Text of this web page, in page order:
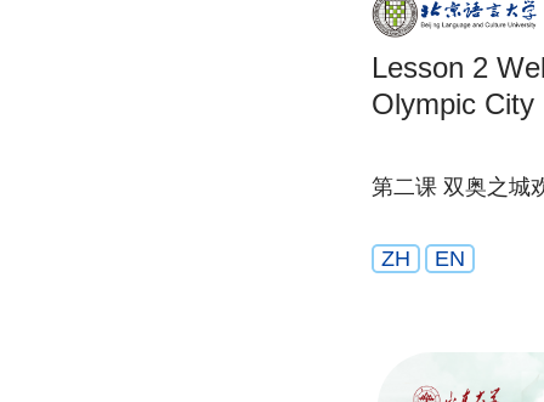
Lesson 2 Welcome to the Dual
Olympic City
第二课 双奥之城
ZH EN